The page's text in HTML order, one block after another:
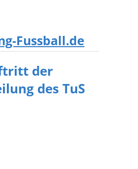
Fussball.de
der
des TuS